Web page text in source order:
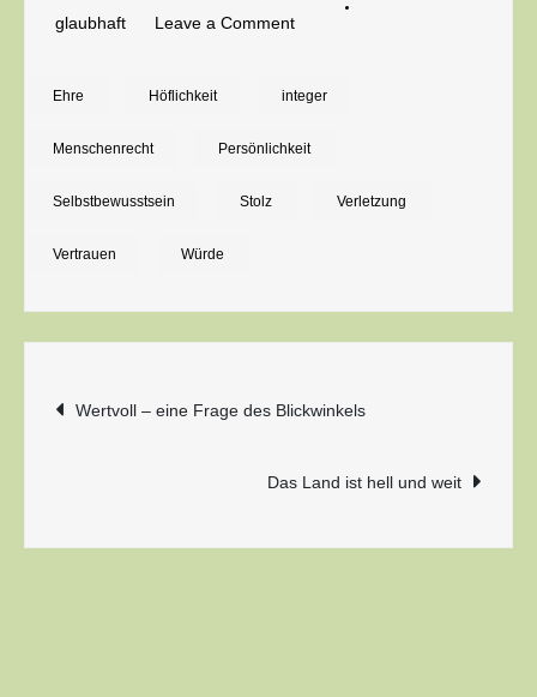
glaubhaft
Leave a Commenton
und
Ehre Höflichkeit integer
Menschenrecht Persönlichkeit
Selbstbewusstsein Stolz Verletzung
Vertrauen Würde
Beitragsnavigation
Wertvoll – eine Frage des Blickwinkels
Das Land ist hell und weit